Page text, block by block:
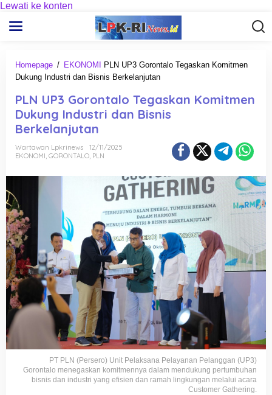
Lewati ke konten
Homepage / EKONOMI
PLN UP3 Gorontalo Tegaskan Komitmen
Dukung Industri dan Bisnis Berkelanjutan
PLN UP3 Gorontalo Tegaskan Komitmen
Dukung Industri dan Bisnis
Berkelanjutan
Wartawan Lpkrinews
12/11/2025
EKONOMI, GORONTALO, PLN
PT PLN (Persero) Unit Pelaksana Pelayanan Pelanggan (UP3)
Gorontalo menegaskan komitmennya dalam mendukung pertumbuhan
bisnis dan industri yang efisien dan ramah lingkungan melalui acara
Customer Gathering.